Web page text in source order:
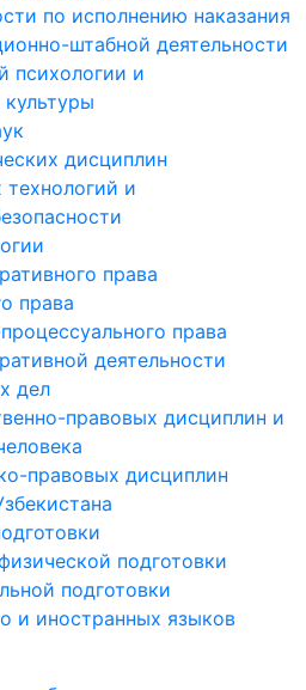
по исполнению наказания
штабной деятельности
психологии и
дисциплин
и
права
права
права
деятельности
дел
правовых дисциплин и
правовых дисциплин
подготовки
подготовки
и иностранных языков